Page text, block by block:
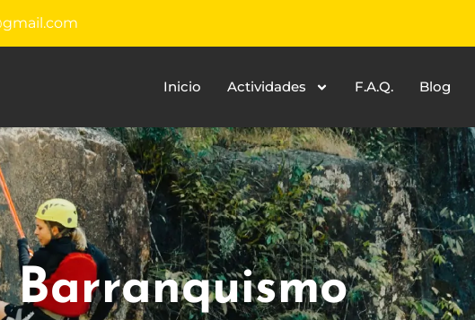
Inicio Actividades F.A.Q. Blog
Barranquismo